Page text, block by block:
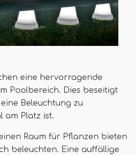
eine hervorragende
Poolbereich. Dies beseitigt
Beleuchtung zu
am Platz ist.
Raum für Pflanzen bieten
beleuchten. Eine auffällige